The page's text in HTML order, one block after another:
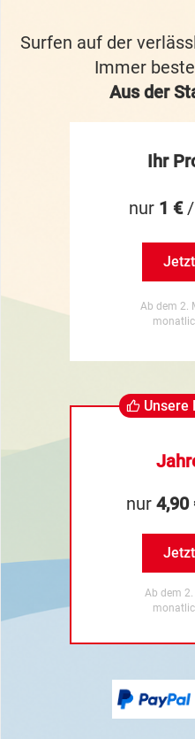
Surfen auf der
Immer
Aus der
Ihr
nur 1 €/
Ab dem 2.
Unsere
nur 4,90
Ab dem